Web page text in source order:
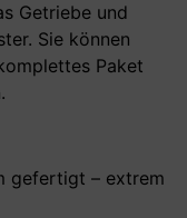
Getriebe und
Sie können
Paket
gefertigt – extrem